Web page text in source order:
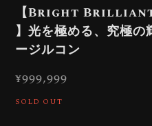
【Bright Brilliant
】光を極める、究極
ージルコン
¥999,999
SOLD OUT